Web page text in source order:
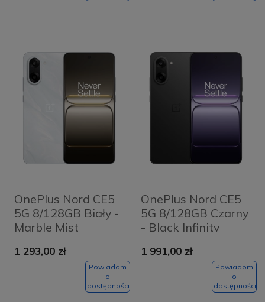
OnePlus Nord CE5
5G 8/128GB Biały -
Marble Mist
1 293,00 zł
Powiadom
o
dostępności
OnePlus Nord CE5
5G 8/128GB Czarny
- Black Infinity
1 991,00 zł
Powiadom
o
dostępności